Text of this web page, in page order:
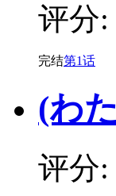
评分:
完结第1话
(わ
评分: